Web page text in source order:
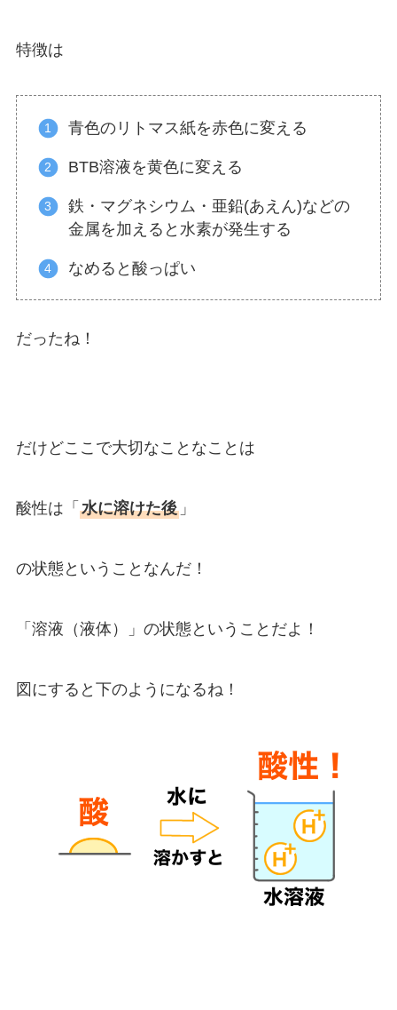
特徴は
青色のリトマス紙を赤色に変える
BTB溶液を黄色に変える
鉄・マグネシウム・亜鉛(あえん)などの
金属を加えると水素が発生する
なめると酸っぱい
だったね！
だけどここで大切なことなことは
酸性は「 水に溶けた後」
の状態ということなんだ！
「溶液（液体）」の状態ということだよ！
図にすると下のようになるね！